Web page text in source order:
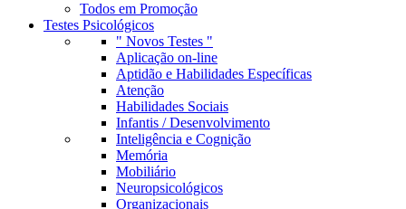
Todos em Promoção
Testes Psicológicos
" Novos Testes "
Aplicação on-line
Aptidão e Habilidades Específicas
Atenção
Habilidades Sociais
Infantis / Desenvolvimento
Inteligência e Cognição
Memória
Mobiliário
Neuropsicológicos
Organizacionais